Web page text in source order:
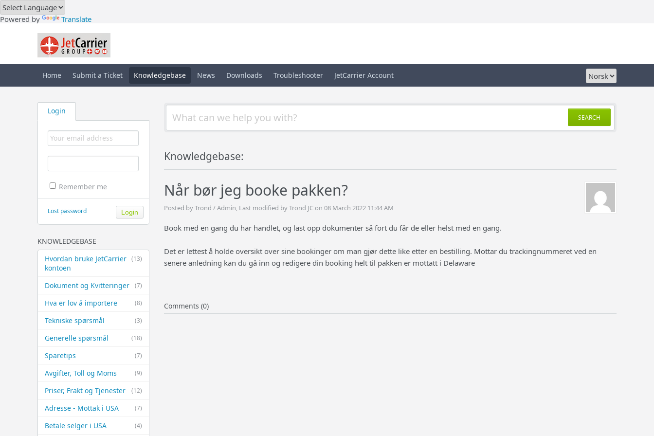
Powered by Translate
Home Submit a Ticket Knowledgebase News Downloads Troubleshooter JetCarrier Account
Login
Remember me
Lost password
KNOWLEDGEBASE
(13)
Hvordan bruke JetCarrier
kontoen
(7)
Dokument og Kvitteringer
(8)
Hva er lov å importere
(3)
Tekniske spørsmål
(18)
Generelle spørsmål
(7)
Sparetips
(9)
Avgifter, Toll og Moms
(12)
Priser, Frakt og Tjenester
(7)
Adresse - Mottak i USA
(4)
Betale selger i USA
SEARCH
Knowledgebase:
Når bør jeg booke pakken?
Posted by Trond / Admin, Last modified by Trond JC on 08 March 2022 11:44 AM
Book med en gang du har handlet, og last opp dokumenter så fort du får de eller helst med en gang.
Det er lettest å holde oversikt over sine bookinger om man gjør dette like etter en bestilling. Mottar du trackingnummeret ved en
senere anledning kan du gå inn og redigere din booking helt til pakken er mottatt i Delaware
Comments (0)